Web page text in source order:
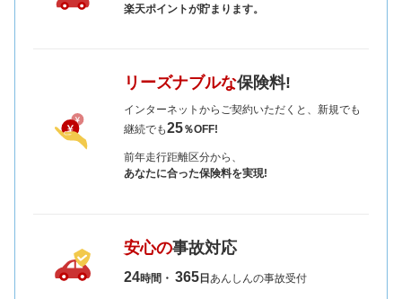
楽天ポイントが貯まります。
リーズナブルな保険料!
インターネットからご契約いただくと、新規でも
継続でも25％OFF!
前年走行距離区分から、
あなたに合った保険料を実現!
安心の事故対応
24時間・365日あんしんの事故受付